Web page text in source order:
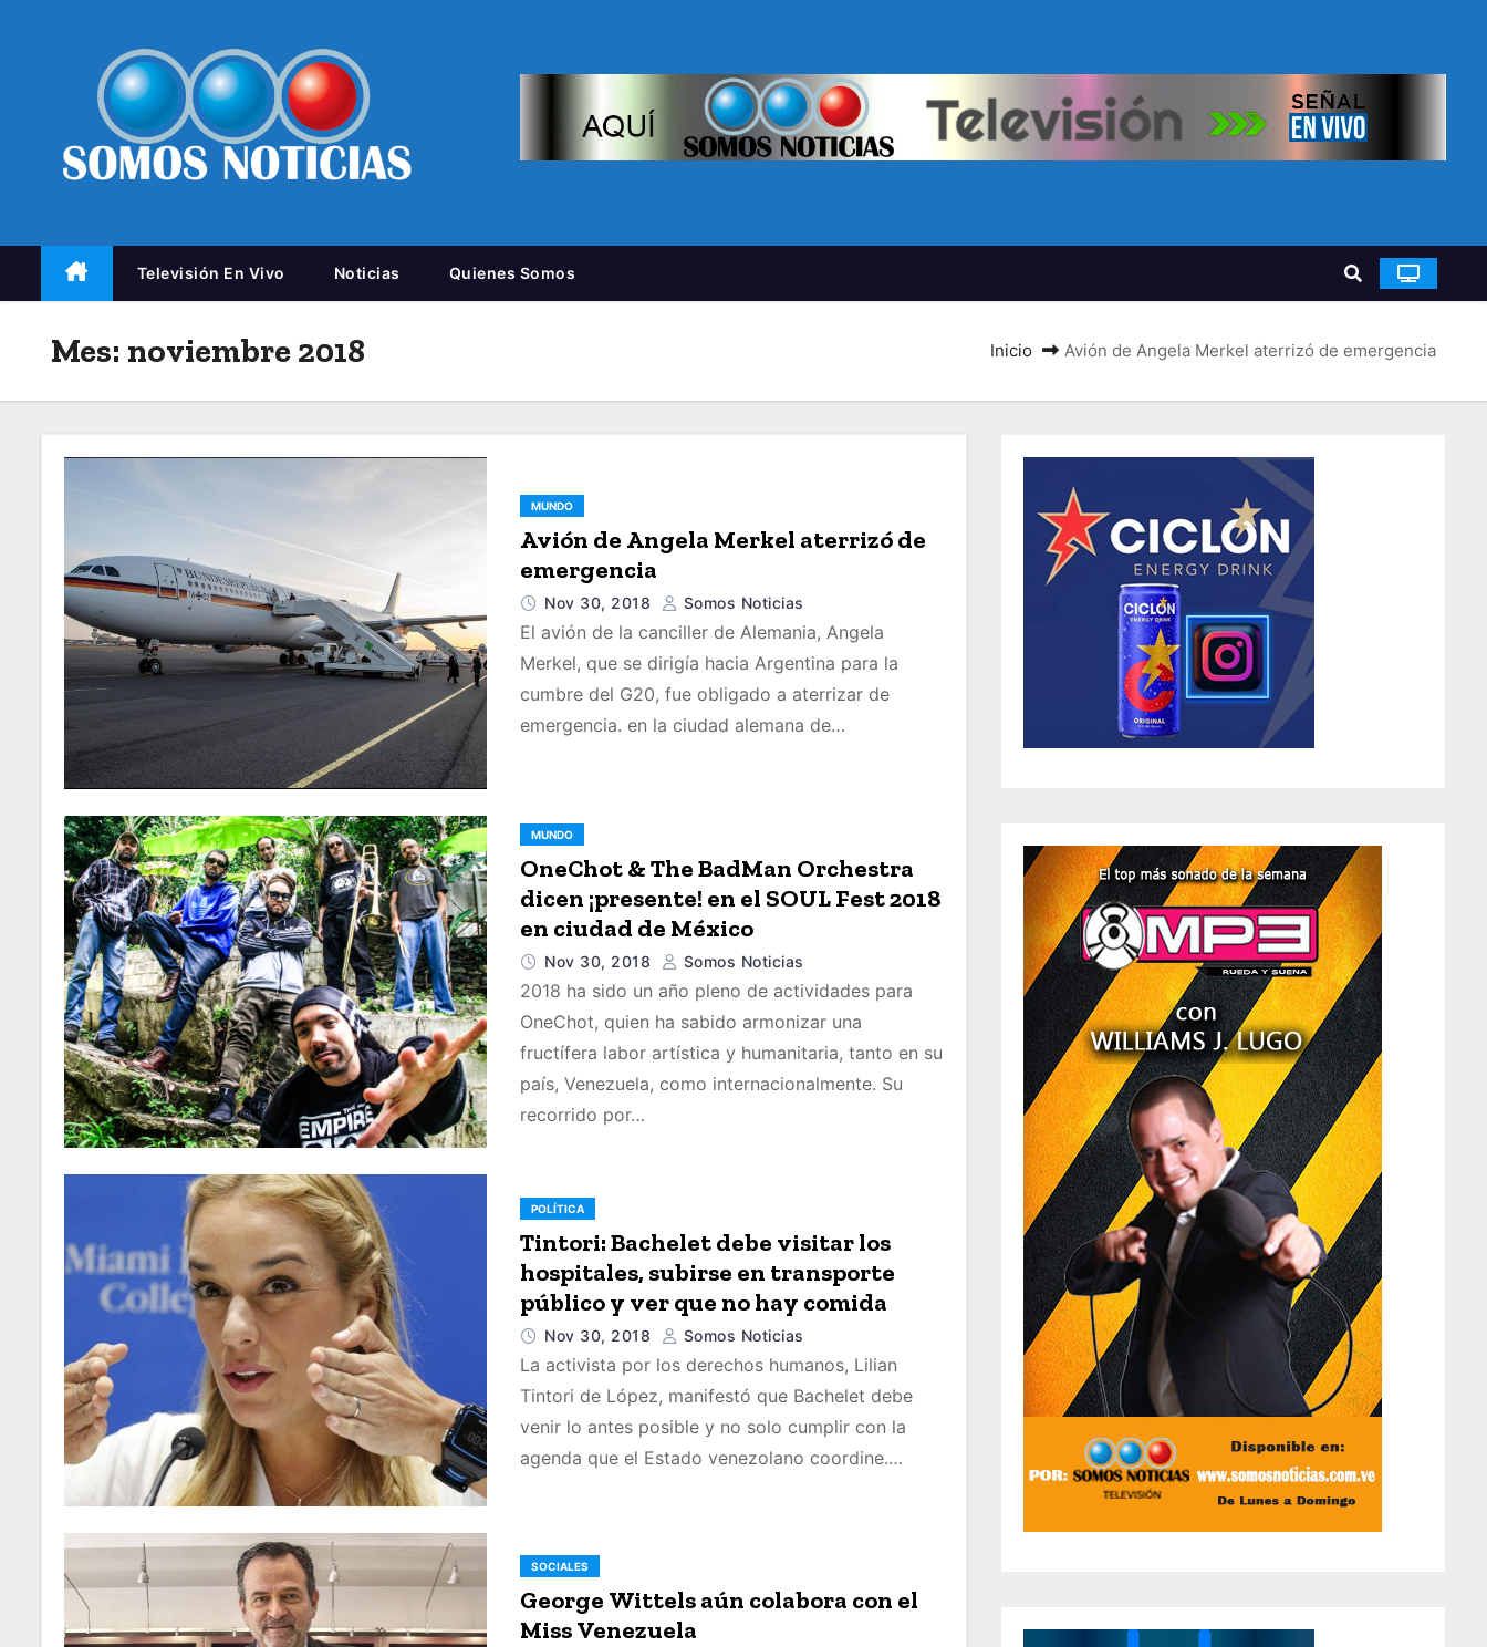
Televisión En Vivo Noticias Quienes Somos
Mes: noviembre 2018 Inicio Avión de Angela Merkel aterrizó de emergencia
MUNDO
Avión de Angela Merkel aterrizó de
emergencia
Nov 30, 2018 Somos Noticias
El avión de la canciller de Alemania, Angela
Merkel, que se dirigía hacia Argentina para la
cumbre del G20, fue obligado a aterrizar de
emergencia. en la ciudad alemana de…
MUNDO
OneChot & The BadMan Orchestra
dicen ¡presente! en el SOUL Fest 2018
en ciudad de México
Nov 30, 2018 Somos Noticias
2018 ha sido un año pleno de actividades para
OneChot, quien ha sabido armonizar una
fructífera labor artística y humanitaria, tanto en su
país, Venezuela, como internacionalmente. Su
recorrido por…
POLÍTICA
Tintori: Bachelet debe visitar los
hospitales, subirse en transporte
público y ver que no hay comida
Nov 30, 2018 Somos Noticias
La activista por los derechos humanos, Lilian
Tintori de López, manifestó que Bachelet debe
venir lo antes posible y no solo cumplir con la
agenda que el Estado venezolano coordine.…
SOCIALES
George Wittels aún colabora con el
Miss Venezuela